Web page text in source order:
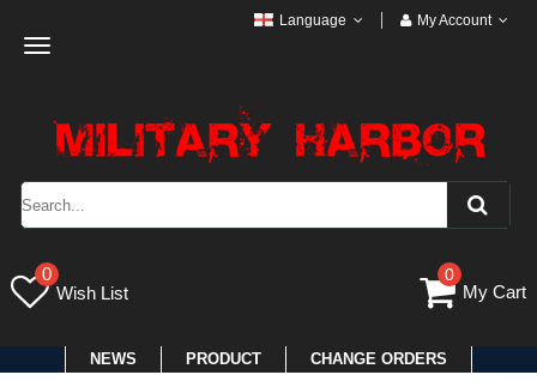
Toggle
Language My Account
0
Wish List
0
My Cart
NEWS PRODUCT CHANGE ORDERS